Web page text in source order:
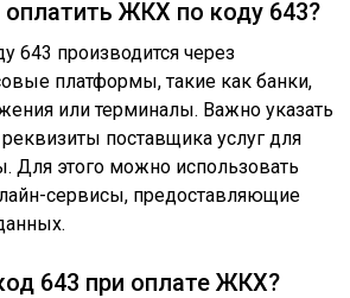
оплатить ЖКХ по коду 643?
643 производится через
платформы, такие как банки,
или терминалы. Важно указать
поставщика услуг для
Для этого можно использовать
сервисы, предоставляющие
643 при оплате ЖКХ?